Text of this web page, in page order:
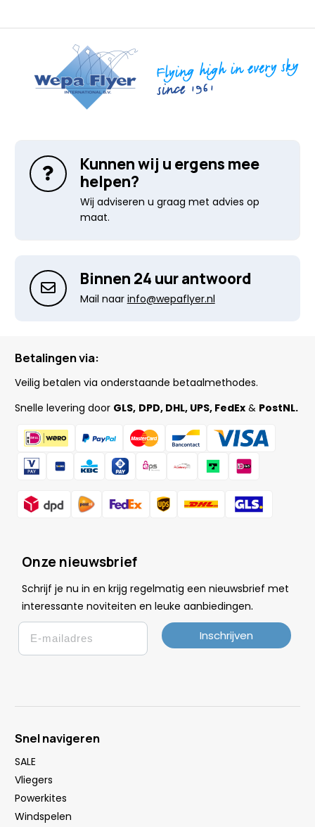
Kunnen wij u ergens mee
helpen?
Wij adviseren u graag met advies op
maat.
Binnen 24 uur antwoord
Mail naar info@wepaflyer.nl
Betalingen via:
Veilig betalen via onderstaande betaalmethodes.
Snelle levering door GLS, DPD, DHL, UPS, FedEx & PostNL.
Onze nieuwsbrief
Schrijf je nu in en krijg regelmatig een nieuwsbrief met
interessante noviteiten en leuke aanbiedingen.
Email
Inschrijven
Snel navigeren
SALE
Vliegers
Powerkites
Windspelen